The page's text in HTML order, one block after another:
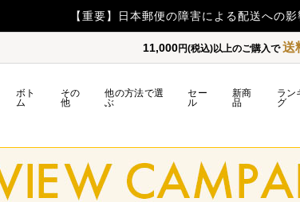
11,000円(税込)以上のご購入で送
ボト
ム
その
他
他の方法で選
ぶ
セー
ル
新商
品
ラン
グ